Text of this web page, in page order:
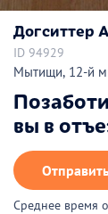
Догситтер
ID 94929
Мытищи, 12-й
вы в
Среднее время